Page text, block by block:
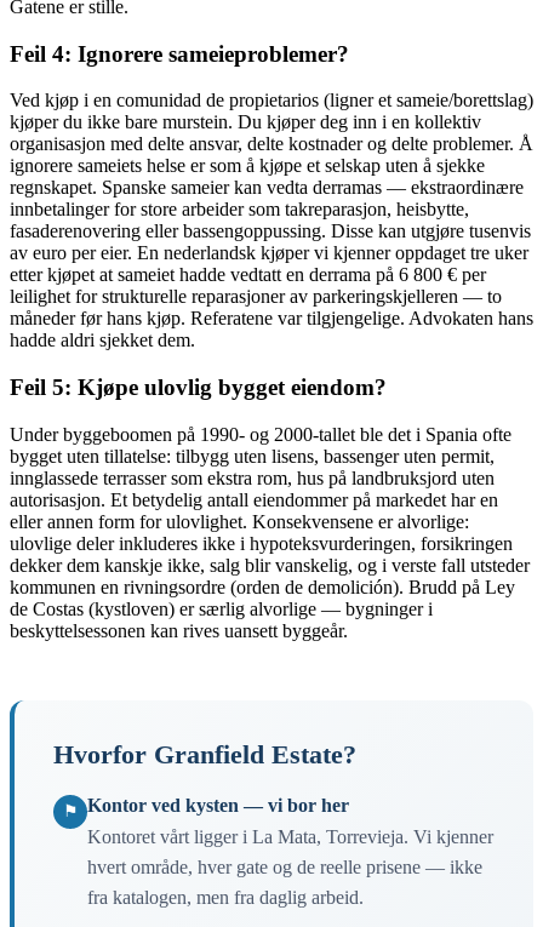
Gatene er stille.
Feil 4: Ignorere sameieproblemer?
Ved kjøp i en comunidad de propietarios (ligner et sameie/borettslag)
kjøper du ikke bare murstein. Du kjøper deg inn i en kollektiv
organisasjon med delte ansvar, delte kostnader og delte problemer. Å
ignorere sameiets helse er som å kjøpe et selskap uten å sjekke
regnskapet. Spanske sameier kan vedta derramas — ekstraordinære
innbetalinger for store arbeider som takreparasjon, heisbytte,
fasaderenovering eller bassengoppussing. Disse kan utgjøre tusenvis
av euro per eier. En nederlandsk kjøper vi kjenner oppdaget tre uker
etter kjøpet at sameiet hadde vedtatt en derrama på 6 800 € per
leilighet for strukturelle reparasjoner av parkeringskjelleren — to
måneder før hans kjøp. Referatene var tilgjengelige. Advokaten hans
hadde aldri sjekket dem.
Feil 5: Kjøpe ulovlig bygget eiendom?
Under byggeboomen på 1990- og 2000-tallet ble det i Spania ofte
bygget uten tillatelse: tilbygg uten lisens, bassenger uten permit,
innglassede terrasser som ekstra rom, hus på landbruksjord uten
autorisasjon. Et betydelig antall eiendommer på markedet har en
eller annen form for ulovlighet. Konsekvensene er alvorlige:
ulovlige deler inkluderes ikke i hypoteksvurderingen, forsikringen
dekker dem kanskje ikke, salg blir vanskelig, og i verste fall utsteder
kommunen en rivningsordre (orden de demolición). Brudd på Ley
de Costas (kystloven) er særlig alvorlige — bygninger i
beskyttelsessonen kan rives uansett byggeår.
Hvorfor Granfield Estate?
⚑ Kontor ved kysten — vi bor her
Kontoret vårt ligger i La Mata, Torrevieja. Vi kjenner
hvert område, hver gate og de reelle prisene — ikke
fra katalogen, men fra daglig arbeid.